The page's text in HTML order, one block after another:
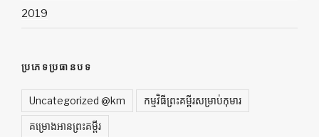
2019
ប្រភេទប្រធានបទ
Uncategorized @km កម្មវិធីព្រះគម្ពីរសម្រាប់កុមារ
គម្រោងអានព្រះគម្ពីរ